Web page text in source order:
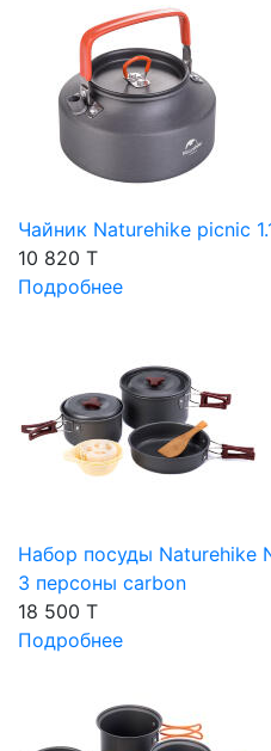
Чайник Naturehike picnic
10 820 T
Подробнее
Набор посуды Naturehike
3 персоны carbon
18 500 T
Подробнее